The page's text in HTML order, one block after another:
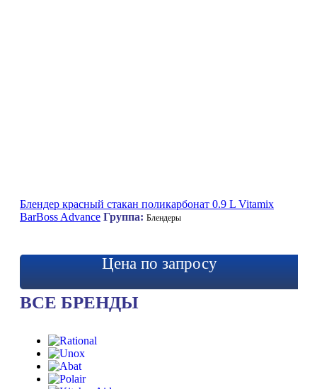
Блендер красный стакан поликарбонат 0.9 L Vitamix
BarBoss Advance Группа: Блендеры
Цена по запросу
ВСЕ БРЕНДЫ